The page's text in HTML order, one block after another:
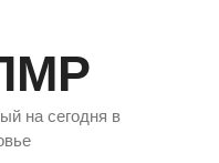
на сегодня в